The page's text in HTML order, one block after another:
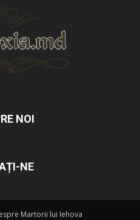
NOI
NE
Martorii lui Iehova